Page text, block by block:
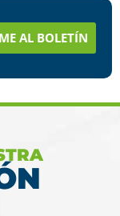
AL BOLETÍN